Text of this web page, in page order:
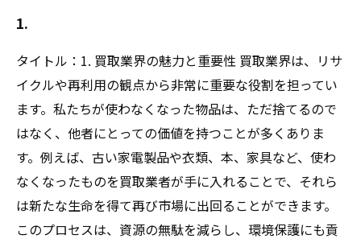
1.
タイトル：1. 買取業界の魅力と重要性 買取業界は、リサ
イクルや再利用の観点から非常に重要な役割を担ってい
ます。私たちが使わなくなった物品は、ただ捨てるので
はなく、他者にとっての価値を持つことが多くありま
す。例えば、古い家電製品や衣類、本、家具など、使わ
なくなったものを買取業者が手に入れることで、それら
は新たな生命を得て再び市場に出回ることができます。
このプロセスは、資源の無駄を減らし、環境保護にも貢